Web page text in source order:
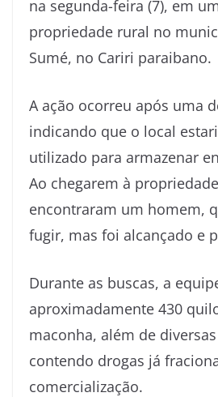
na segunda-feira (7), em
propriedade rural no
Sumé, no Cariri paraibano.
A ação ocorreu após uma
indicando que o local
utilizado para armazenar
Ao chegarem à
encontraram um homem,
fugir, mas foi alcançado e
Durante as buscas, a
aproximadamente 430
maconha, além de
contendo drogas já
comercialização.